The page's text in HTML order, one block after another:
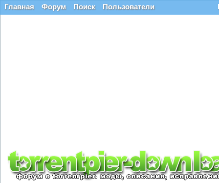
Главная Форум Поиск Пользователи